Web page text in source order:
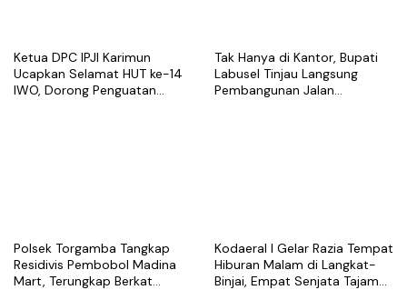
Ketua DPC IPJI Karimun
Ucapkan Selamat HUT ke-14
IWO, Dorong Penguatan
Tak Hanya di Kantor, Bupati
Labusel Tinjau Langsung
Pembangunan Jalan
Polsek Torgamba Tangkap
Residivis Pembobol Madina
Mart, Terungkap Berkat
Kodaeral I Gelar Razia Tempat
Hiburan Malam di Langkat-
Binjai, Empat Senjata Tajam